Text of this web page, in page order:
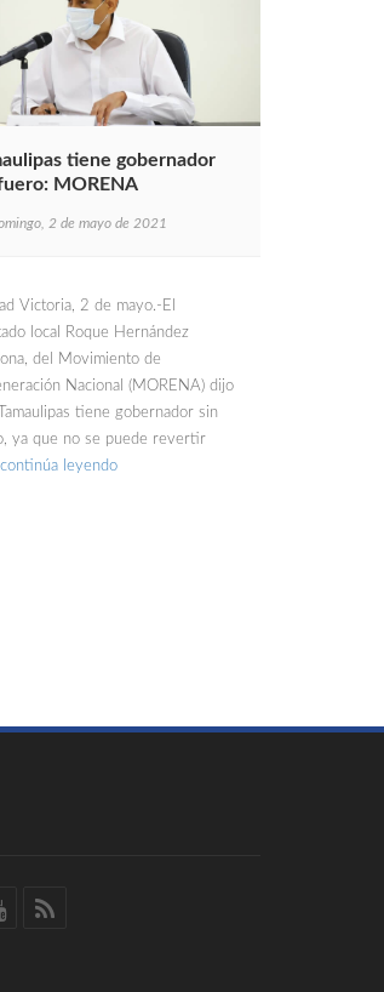
tiene gobernador
MORENA
2 de mayo de 2021
Victoria, 2 de mayo.-El
local Roque Hernández
del Movimiento de
Nacional (MORENA) dijo
tiene gobernador sin
ya que no se puede revertir
continúa leyendo